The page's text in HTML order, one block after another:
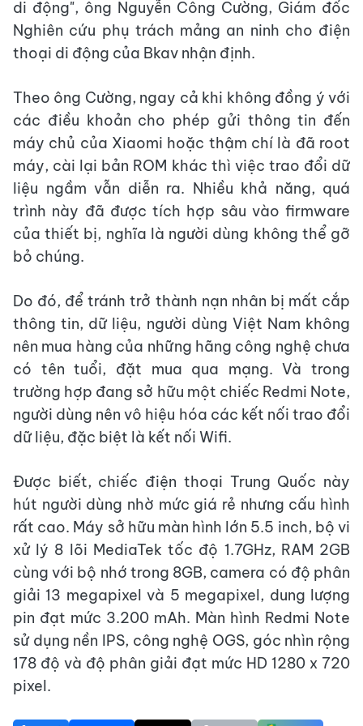
di động", ông Nguyễn Công Cường, Giám đốc
Nghiên cứu phụ trách mảng an ninh cho điện
thoại di động của Bkav nhận định.
Theo ông Cường, ngay cả khi không đồng ý với
các điều khoản cho phép gửi thông tin đến
máy chủ của Xiaomi hoặc thậm chí là đã root
máy, cài lại bản ROM khác thì việc trao đổi dữ
liệu ngầm vẫn diễn ra. Nhiều khả năng, quá
trình này đã được tích hợp sâu vào firmware
của thiết bị, nghĩa là người dùng không thể gỡ
bỏ chúng.
Do đó, để tránh trở thành nạn nhân bị mất cắp
thông tin, dữ liệu, người dùng Việt Nam không
nên mua hàng của những hãng công nghệ chưa
có tên tuổi, đặt mua qua mạng. Và trong
trường hợp đang sở hữu một chiếc Redmi Note,
người dùng nên vô hiệu hóa các kết nối trao đổi
dữ liệu, đặc biệt là kết nối Wifi.
Được biết, chiếc điện thoại Trung Quốc này
hút người dùng nhờ mức giá rẻ nhưng cấu hình
rất cao. Máy sở hữu màn hình lớn 5.5 inch, bộ vi
xử lý 8 lõi MediaTek tốc độ 1.7GHz, RAM 2GB
cùng với bộ nhớ trong 8GB, camera có độ phân
giải 13 megapixel và 5 megapixel, dung lượng
pin đạt mức 3.200 mAh. Màn hình Redmi Note
sử dụng nền IPS, công nghệ OGS, góc nhìn rộng
178 độ và độ phân giải đạt mức HD 1280 x 720
pixel.